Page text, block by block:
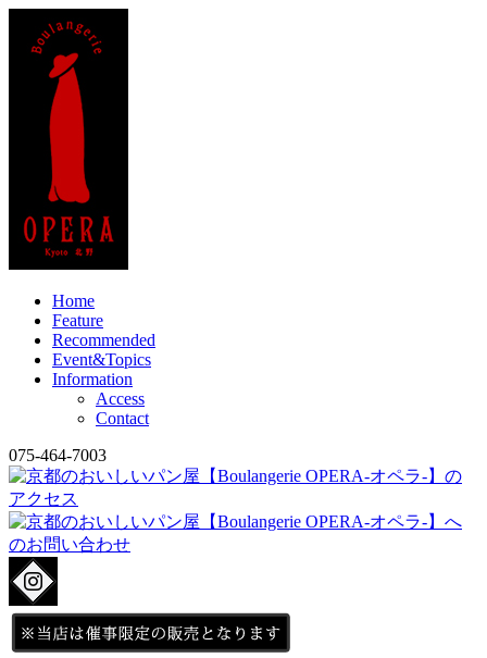
Home
Feature
Recommended
Event&Topics
Information
Access
Contact
075-464-7003